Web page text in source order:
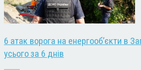
6 атак ворога на енергооб’єкти в
усього за 6 днів